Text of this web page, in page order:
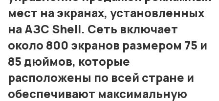
мест на экранах, установленных
на АЗС Shell. Сеть включает
около 800 экранов размером 75 и
85 дюймов, которые
расположены по всей стране и
обеспечивают максимальную